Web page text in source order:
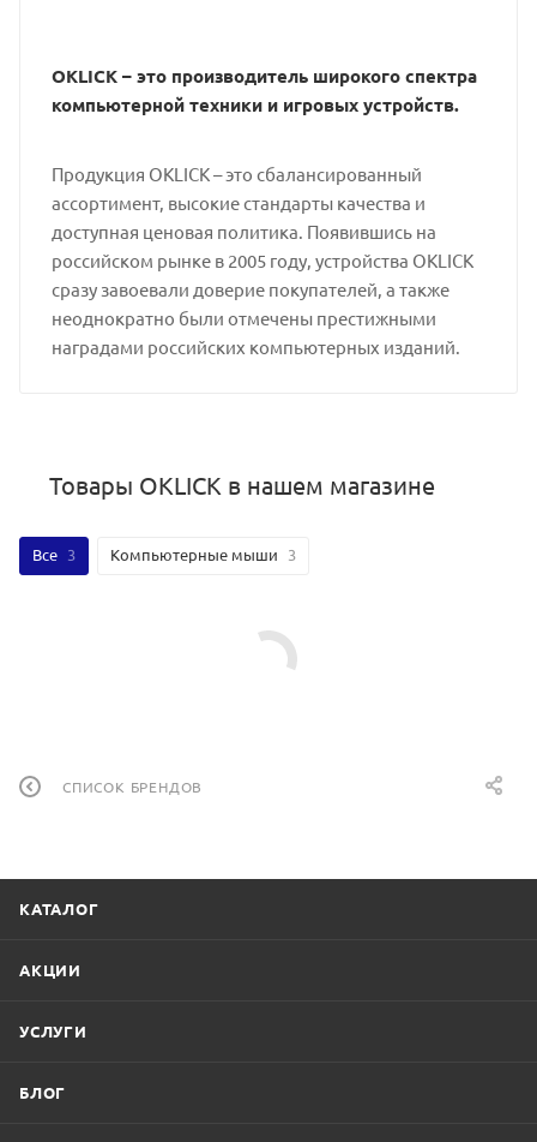
OKLICK – это производитель широкого спектра
компьютерной техники и игровых устройств.
Продукция OKLICK – это сбалансированный
ассортимент, высокие стандарты качества и
доступная ценовая политика. Появившись на
российском рынке в 2005 году, устройства OKLICK
сразу завоевали доверие покупателей, а также
неоднократно были отмечены престижными
наградами российских компьютерных изданий.
Товары OKLICK в нашем магазине
Все 3 Компьютерные мыши 3
СПИСОК БРЕНДОВ
КАТАЛОГ
АКЦИИ
УСЛУГИ
БЛОГ